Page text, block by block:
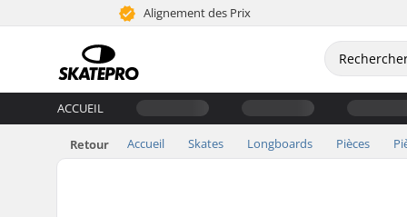
Alignement des Prix
ACCUEIL
Retour Accueil Skates Longboards Pièces